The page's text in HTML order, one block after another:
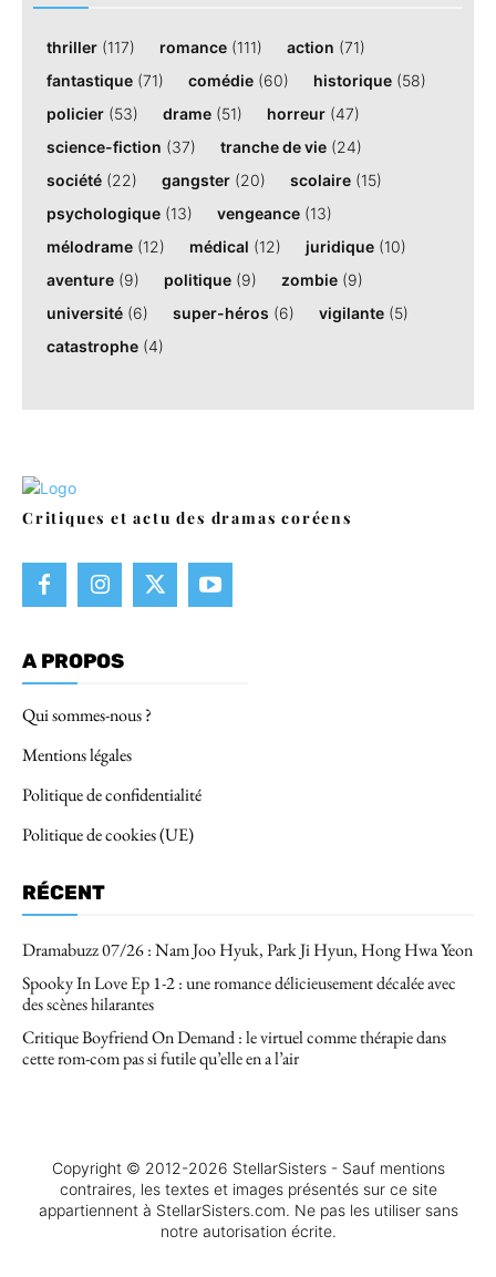
thriller (117) romance (111) action (71)
fantastique (71) comédie (60) historique (58)
policier (53) drame (51) horreur (47)
science-fiction (37) tranche de vie (24)
société (22) gangster (20) scolaire (15)
psychologique (13) vengeance (13)
mélodrame (12) médical (12) juridique (10)
aventure (9) politique (9) zombie (9)
université (6) super-héros (6) vigilante (5)
catastrophe (4)
Critiques et actu des dramas coréens
A PROPOS
Qui sommes-nous ?
Mentions légales
Politique de confidentialité
Politique de cookies (UE)
RÉCENT
Dramabuzz 07/26 : Nam Joo Hyuk, Park Ji Hyun, Hong Hwa Yeon
Spooky In Love Ep 1-2 : une romance délicieusement décalée avec
des scènes hilarantes
Critique Boyfriend On Demand : le virtuel comme thérapie dans
cette rom-com pas si futile qu’elle en a l’air
Copyright © 2012-2026 StellarSisters - Sauf mentions
contraires, les textes et images présentés sur ce site
appartiennent à StellarSisters.com. Ne pas les utiliser sans
notre autorisation écrite.